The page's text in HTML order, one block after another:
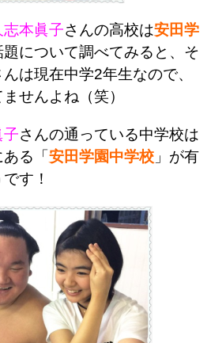
志本眞子さんの高校は安田学
について調べてみると、そ
は現在中学2年生なので、
せんよね（笑）
子さんの通っている中学校は
る「安田学園中学校 」が有
す！